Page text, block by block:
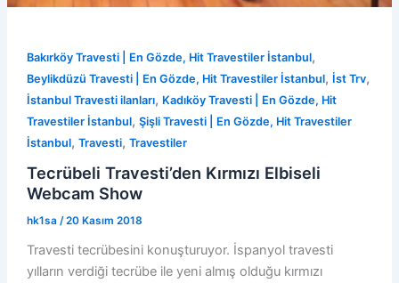
Bakırköy Travesti | En Gözde, Hit Travestiler İstanbul,
Beylikdüzü Travesti | En Gözde, Hit Travestiler İstanbul, İst Trv,
İstanbul Travesti ilanları, Kadıköy Travesti | En Gözde, Hit
Travestiler İstanbul, Şişli Travesti | En Gözde, Hit Travestiler
İstanbul, Travesti, Travestiler
Tecrübeli Travesti’den Kırmızı Elbiseli
Webcam Show
hk1sa /20 Kasım 2018
Travesti tecrübesini konuşturuyor. İspanyol travesti
yılların verdiği tecrübe ile yeni almış olduğu kırmızı